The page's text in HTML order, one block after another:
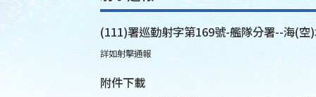
(111)署巡勤射字第169號-艦隊分署--海(空
詳如射擊通報
附件下載